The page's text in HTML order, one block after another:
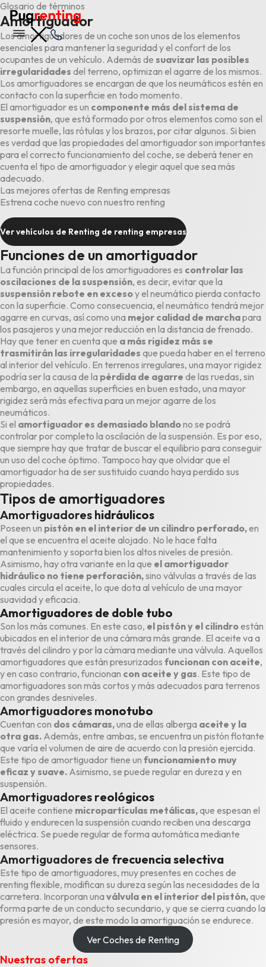
Glosario de términos
Amortiguador
Los amortiguadores de un coche son unos de los elementos
esenciales para mantener la seguridad y el confort de los
ocupantes de un vehículo. Además de suavizar las posibles
irregularidades del terreno, optimizan el agarre de los mismos.
Los amortiguadores se encargan de que los neumáticos estén en
contacto con la superficie en todo momento.
El amortiguador es un componente más del sistema de
suspensión, que está formado por otros elementos como son el
resorte muelle, las rótulas y los brazos, por citar algunos. Si bien
es verdad que las propiedades del amortiguador son importantes
para el correcto funcionamiento del coche, se deberá tener en
cuenta el tipo de amortiguador y elegir aquel que sea más
adecuado.
Las mejores ofertas de Renting empresas
Estrena coche nuevo con nuestro renting
Ver vehículos de Renting de renting empresas
Funciones de un amortiguador
La función principal de los amortiguadores es controlar las
oscilaciones de la suspensión, es decir, evitar que la
suspensión rebote en excesoy el neumático pierda contacto
con la superficie. Como consecuencia, el neumático tendrá mejor
agarre en curvas, así como una mejor calidad de marchapara
los pasajeros y una mejor reducción en la distancia de frenado.
Hay que tener en cuenta que a más rigidez más se
trasmitirán las irregularidades que pueda haber en el terreno
al interior del vehículo. En terrenos irregulares, una mayor rigidez
podría ser la causa de la pérdida de agarre de las ruedas, sin
embargo, en aquellas superficies en buen estado, una mayor
rigidez será más efectiva para un mejor agarre de los
neumáticos.
Si el amortiguador es demasiado blandono se podrá
controlar por completo la oscilación de la suspensión. Es por eso,
que siempre hay que tratar de buscar el equilibrio para conseguir
un uso del coche óptimo. Tampoco hay que olvidar que el
amortiguador ha de ser sustituido cuando haya perdido sus
propiedades.
Tipos de amortiguadores
Amortiguadores hidráulicos
Poseen un pistón en el interior de un cilindro perforado,en
el que se encuentra el aceite alojado. No le hace falta
mantenimiento y soporta bien los altos niveles de presión.
Asimismo, hay otra variante en la que el amortiguador
hidráulico no tiene perforación,sino válvulas a través de las
cuales circula el aceite, lo que dota al vehículo de una mayor
suavidad y eficacia.
Amortiguadores de doble tubo
Son los más comunes. En este caso, el pistón y el cilindroestán
ubicados en el interior de una cámara más grande. El aceite va a
través del cilindro y por la cámara mediante una válvula. Aquellos
amortiguadores que están presurizados funcionan con aceite,
y en caso contrario, funcionan con aceite y gas. Este tipo de
amortiguadores son más cortos y más adecuados para terrenos
con grandes desniveles.
Amortiguadores monotubo
Cuentan con dos cámaras,una de ellas alberga aceite y la
otra gas. Además, entre ambas, se encuentra un pistón flotante
que varía el volumen de aire de acuerdo con la presión ejercida.
Este tipo de amortiguador tiene un funcionamiento muy
eficaz y suave. Asimismo, se puede regular en dureza y en
suspensión.
Amortiguadores reológicos
El aceite contiene micropartículas metálicas,que espesan el
fluido y endurecen la suspensión cuando reciben una descarga
eléctrica. Se puede regular de forma automática mediante
sensores.
Amortiguadores de frecuencia selectiva
Este tipo de amortiguadores, muy presentes en coches de
renting flexible, modifican su dureza según las necesidades de la
carretera. Incorporan unaválvula en el interior del pistón,que
forma parte de un conducto secundario, y que se cierra cuando la
presión es mayor, de este modo la amortiguación se endurece.
Ver Coches de Renting
Nuestras ofertas